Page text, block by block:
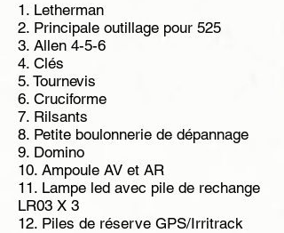
1. Letherman
2. Principale outillage pour 525
3. Allen 4-5-6
4. Clés
5. Tournevis
6. Cruciforme
7. Rilsants
8. Petite boulonnerie de dépannage
9. Domino
10. Ampoule AV et AR
11. Lampe led avec pile de rechange
LR03 X 3
12. Piles de réserve GPS/Irritrack